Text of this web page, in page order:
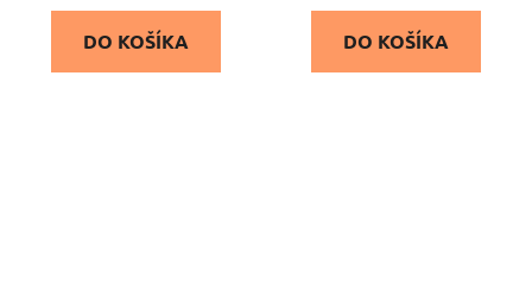
DO KOŠÍKA DO KOŠÍKA